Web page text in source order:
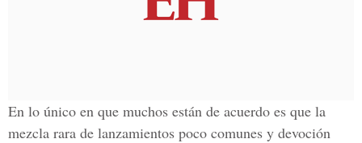
En lo único en que muchos están de acuerdo es que la
mezcla rara de lanzamientos poco comunes y devoción